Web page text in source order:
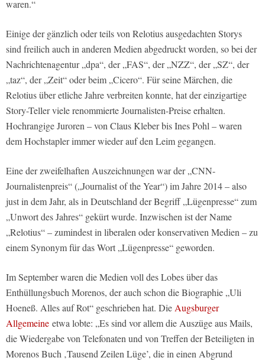
waren.“
Einige der gänzlich oder teils von Relotius ausgedachten Storys
sind freilich auch in anderen Medien abgedruckt worden, so bei der
Nachrichtenagentur „dpa“, der „FAS“, der „NZZ“, der „SZ“, der
„taz“, der „Zeit“ oder beim „Cicero“. Für seine Märchen, die
Relotius über etliche Jahre verbreiten konnte, hat der einzigartige
Story-Teller viele renommierte Journalisten-Preise erhalten.
Hochrangige Juroren – von Claus Kleber bis Ines Pohl – waren
dem Hochstapler immer wieder auf den Leim gegangen.
Eine der zweifelhaften Auszeichnungen war der „CNN-
Journalistenpreis“ („Journalist of the Year“) im Jahre 2014 – also
just in dem Jahr, als in Deutschland der Begriff „Lügenpresse“ zum
„Unwort des Jahres“ gekürt wurde. Inzwischen ist der Name
„Relotius“ – zumindest in liberalen oder konservativen Medien – zu
einem Synonym für das Wort „Lügenpresse“ geworden.
Im September waren die Medien voll des Lobes über das
Enthüllungsbuch Morenos, der auch schon die Biographie „Uli
Hoeneß. Alles auf Rot“ geschrieben hat. DieAugsburger
Allgemeine etwa lobte: „Es sind vor allem die Auszüge aus Mails,
die Wiedergabe von Telefonaten und von Treffen der Beteiligten in
Morenos Buch ‚Tausend Zeilen Lüge’, die in einen Abgrund